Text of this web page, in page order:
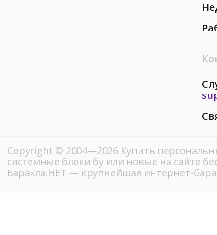
Copyright © 2004—2026 Купить
системные блоки бу или новые на сайте
Барахла.НЕТ — крупнейшая интернет-